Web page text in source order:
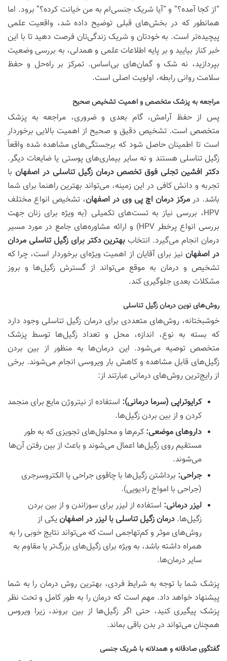
“از کجا آمده؟” و “آیا شریک جنسی‌ام به من خیانت کرده؟” برود. اما
همانطور که در بخش‌های قبلی توضیح داده شد، واقعیت علمی
پیچیده‌تر است. به خودتان و شریک زندگی‌تان فرصت دهید تا با این
خبر کنار بیایید و بر پایه اطلاعات علمی و همدلی، به بررسی وضعیت
بپردازید، نه شک و گمان‌های بی‌اساس. تمرکز بر راه‌حل و حفظ
سلامت روانی رابطه، اولویت اصلی است.
مراجعه به پزشک متخصص و اهمیت تشخیص صحیح
پس از حفظ آرامش، گام بعدی و ضروری، مراجعه به پزشک
متخصص است. تشخیص دقیق و صحیح از اهمیت بالایی برخوردار
است تا اطمینان حاصل شود که برجستگی‌های مشاهده شده واقعاً
زگیل تناسلی هستند و نه سایر بیماری‌های پوستی یا ضایعات دیگر.
دکتر افشین تجلی فوق تخصص درمان زگیل تناسلی در اصفهان با
تجربه و دانش کافی در این زمینه، می‌تواند بهترین راهنما برای شما
باشد. در مرکز درمان اچ پی وی در اصفهان، تشخیص انواع مختلف
HPV، بررسی نیاز به تست‌های تکمیلی (به ویژه برای زنان جهت
بررسی انواع پرخطر HPV) و ارائه مشاوره‌های جامع در مورد مسیر
درمان انجام می‌گیرد. انتخاب بهترین دکتر برای زگیل تناسلی مردان
در اصفهان نیز برای آقایان از اهمیت ویژه‌ای برخوردار است، چرا که
تشخیص و درمان به موقع می‌تواند از گسترش زگیل‌ها و بروز
مشکلات بعدی جلوگیری کند.
روش‌های نوین درمان زگیل تناسلی
خوشبختانه، روش‌های متعددی برای درمان زگیل تناسلی وجود دارد
که بسته به نوع، اندازه، محل و تعداد زگیل‌ها توسط پزشک
متخصص توصیه می‌شود. این درمان‌ها به منظور از بین بردن
زگیل‌های قابل مشاهده و کاهش بار ویروسی انجام می‌شوند. برخی
از رایج‌ترین روش‌های درمانی عبارتند از:
کرایوتراپی (سرما درمانی): استفاده از نیتروژن مایع برای منجمد
کردن و از بین بردن زگیل‌ها.
داروهای موضعی: کرم‌ها و محلول‌های تجویزی که به طور
مستقیم روی زگیل‌ها اعمال می‌شوند و باعث از بین رفتن آن‌ها
می‌شوند.
جراحی: برداشتن زگیل‌ها با چاقوی جراحی یا الکتروسرجری
(جراحی با امواج رادیویی).
لیزر درمانی: استفاده از لیزر برای سوزاندن و از بین بردن
زگیل‌ها. درمان زگیل تناسلی با لیزر در اصفهان یکی از
روش‌های موثر و کم‌تهاجمی است که می‌تواند نتایج خوبی را به
همراه داشته باشد، به ویژه برای زگیل‌های بزرگ‌تر یا مقاوم به
سایر درمان‌ها.
پزشک شما با توجه به شرایط فردی، بهترین روش درمان را به شما
پیشنهاد خواهد داد. مهم است که درمان را به طور کامل و تحت نظر
پزشک پیگیری کنید، حتی اگر زگیل‌ها از بین بروند، زیرا ویروس
همچنان می‌تواند در بدن باقی بماند.
گفتگوی صادقانه و همدلانه با شریک جنسی